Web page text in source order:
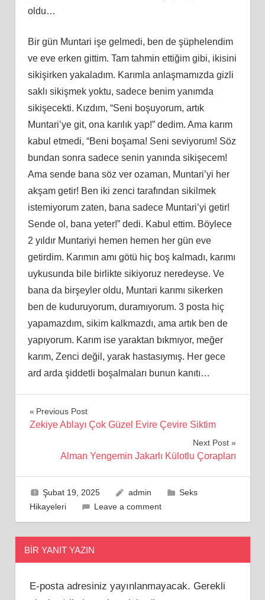
oldu…
Bir gün Muntari işe gelmedi, ben de şüphelendim
ve eve erken gittim. Tam tahmin ettiğim gibi, ikisini
sikişirken yakaladım. Karımla anlaşmamızda gizli
saklı sikişmek yoktu, sadece benim yanımda
sikişecekti. Kızdım, “Seni boşuyorum, artık
Muntari’ye git, ona karılık yap!” dedim. Ama karım
kabul etmedi, “Beni boşama! Seni seviyorum! Söz
bundan sonra sadece senin yanında sikişecem!
Ama sende bana söz ver ozaman, Muntari’yi her
akşam getir! Ben iki zenci tarafından sikilmek
istemiyorum zaten, bana sadece Muntari’yi getir!
Sende ol, bana yeter!” dedi. Kabul ettim. Böylece
2 yıldır Muntariyi hemen hemen her gün eve
getirdim. Karımın amı götü hiç boş kalmadı, karımı
uykusunda bile birlikte sikiyoruz neredeyse. Ve
bana da birşeyler oldu, Muntari karımı sikerken
ben de kuduruyorum, duramıyorum. 3 posta hiç
yapamazdım, sikim kalkmazdı, ama artık ben de
yapıyorum. Karım ise yaraktan bıkmıyor, meğer
karım, Zenci değil, yarak hastasıymış. Her gece
ard arda şiddetli boşalmaları bunun kanıtı…
Yazı
Previous Post
Zekiye Ablayı Çok Güzel Evire Çevire Siktim
Next Post
Alman Yengemin Jakarlı Külotlu Çorapları
Şubat 19, 2025 admin
Seks
Hikayeleri
Leave a comment
BIR YANIT YAZIN
E-posta adresiniz yayınlanmayacak. Gerekli